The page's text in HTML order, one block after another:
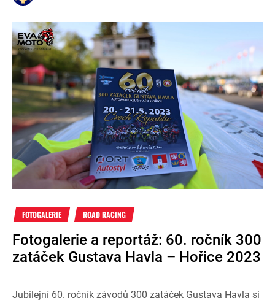
FOTOGALERIE ROAD RACING
Fotogalerie a reportáž: 60. ročník 300
zatáček Gustava Havla – Hořice 2023
Jubilejní 60. ročník závodů 300 zatáček Gustava Havla si